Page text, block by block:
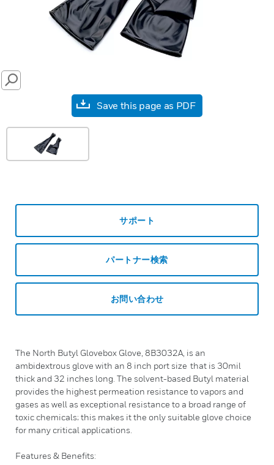
SEARCH
Save this page as PDF
サポート
パートナー検索
お問い合わせ
The North Butyl Glovebox Glove, 8B3032A, is an
ambidextrous glove with an 8 inch port size that is 30mil
thick and 32 inches long. The solvent-based Butyl material
provides the highest permeation resistance to vapors and
gases as well as exceptional resistance to a broad range of
toxic chemicals; this makes it the only suitable glove choice
for many critical applications.
Features & Benefits: